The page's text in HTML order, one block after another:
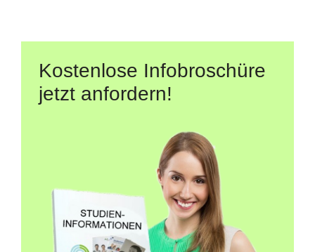
Kostenlose Infobroschüre
jetzt anfordern!